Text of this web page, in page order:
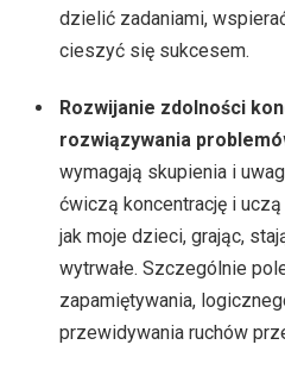
dzielić zadaniami,
cieszyć się sukcesem.
Rozwijanie zdolności
rozwiązywania
wymagają skupienia i
ćwiczą koncentrację i
jak moje dzieci, grając,
wytrwałe. Szczególnie
zapamiętywania,
przewidywania ruchów